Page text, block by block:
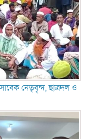
নেতৃবৃন্দ, ছাত্রদল ও